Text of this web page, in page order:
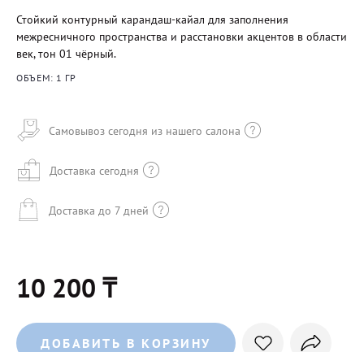
Стойкий контурный карандаш-кайал для заполнения
межресничного пространства и расстановки акцентов в области
век, тон 01 чёрный.
ОБЪЕМ: 1 ГР
Самовывоз сегодня из нашего салона
Доставка сегодня
Доставка до 7 дней
10 200 ₸
ДОБАВИТЬ В КОРЗИНУ